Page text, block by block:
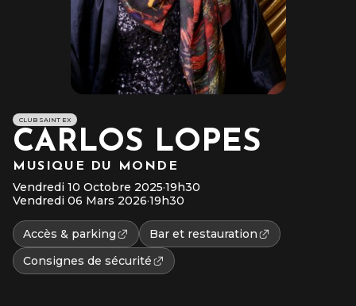
CLUB SAINT EX
CARLOS LOPES
MUSIQUE DU MONDE
Vendredi 10 Octobre 2025·19h30
Vendredi 06 Mars 2026·19h30
Accès & parking
Bar et restauration
Consignes de sécurité